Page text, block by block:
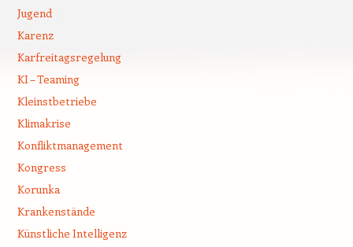
Jugend
Karenz
Karfreitagsregelung
KI – Teaming
Kleinstbetriebe
Klimakrise
Konfliktmanagement
Kongress
Korunka
Krankenstände
Künstliche Intelligenz